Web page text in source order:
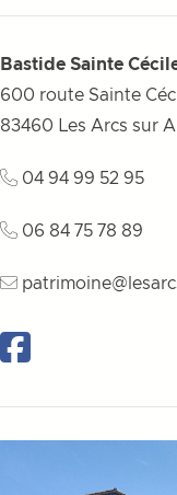
Bastide Sainte
600 route Sainte
83460 Les Arcs sur
04 94 99 52 95
06 84 75 78 89
Facebook